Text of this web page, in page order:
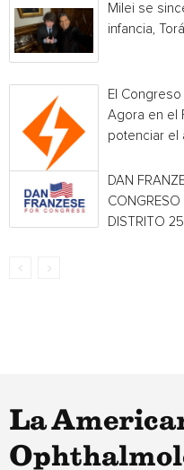
Milei se
infancia,
El
Agora en el
potenciar el
DAN
CONGRESO
DISTRITO
La